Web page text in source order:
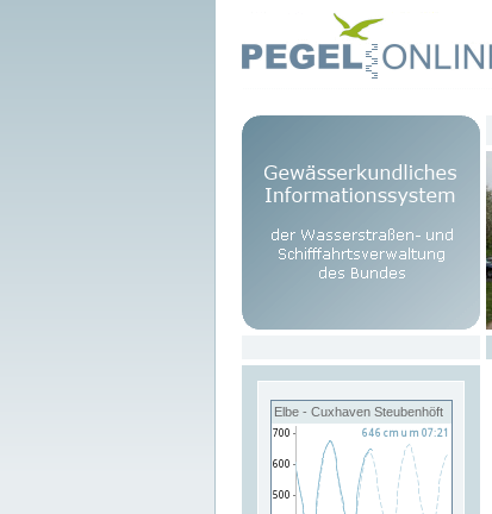
Elbe - Cuxhaven Steubenhöft